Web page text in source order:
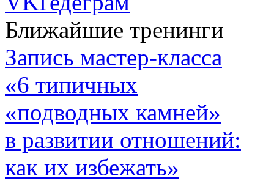
Ближайшие тренинги
Запись мастер-класса
«6 типичных
«подводных камней»
в развитии отношений:
как их избежать»